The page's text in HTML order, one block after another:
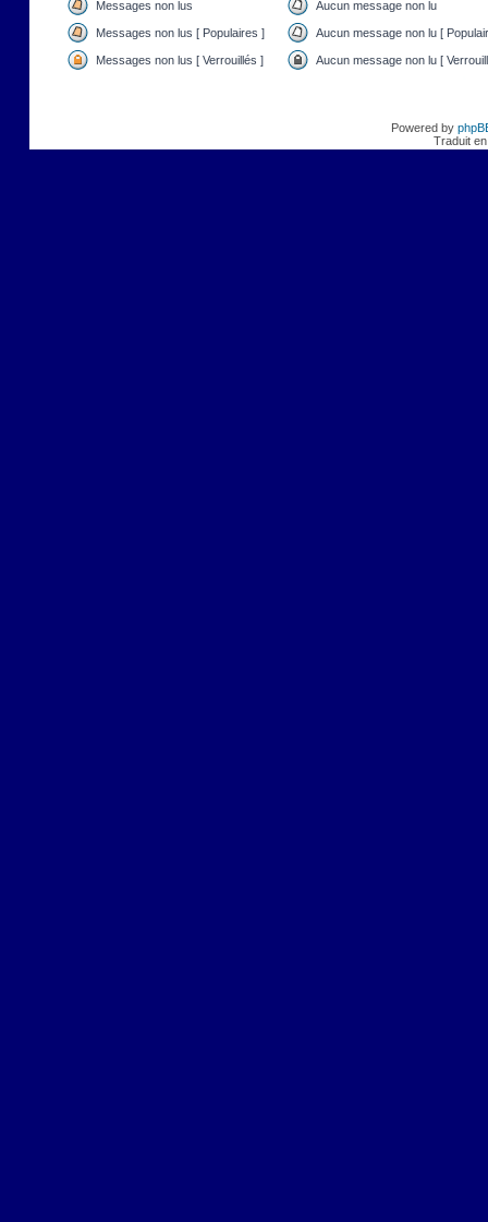
Messages non lus Aucun message non lu
Messages non lus [ Populaires ] Aucun message non lu [
Messages non lus [ Verrouillés ] Aucun message non lu [
Powered by
Traduit